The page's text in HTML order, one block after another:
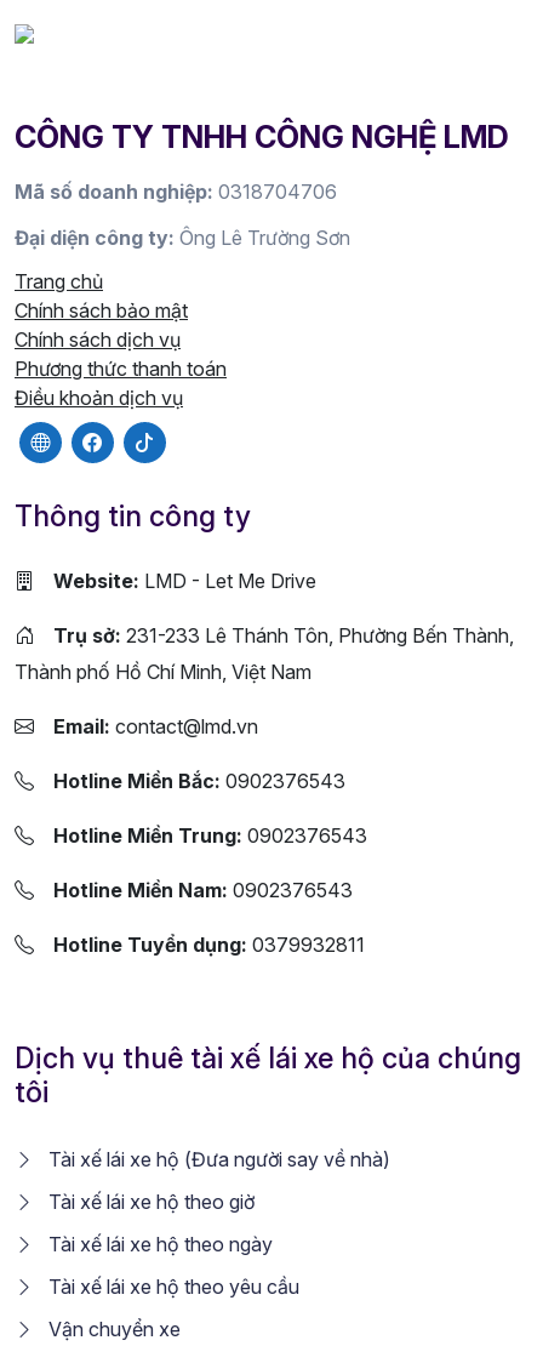
CÔNG TY TNHH CÔNG NGHỆ LMD
Mã số doanh nghiệp: 0318704706
Đại diện công ty: Ông Lê Trường Sơn
Trang chủ
Chính sách bảo mật
Chính sách dịch vụ
Phương thức thanh toán
Điều khoản dịch vụ
Thông tin công ty
Website: LMD - Let Me Drive
Trụ sở: 231-233 Lê Thánh Tôn, Phường Bến Thành,
Thành phố Hồ Chí Minh, Việt Nam
Email: contact@lmd.vn
Hotline Miền Bắc: 0902376543
Hotline Miền Trung: 0902376543
Hotline Miền Nam: 0902376543
Hotline Tuyển dụng: 0379932811
Dịch vụ thuê tài xế lái xe hộ của chúng
tôi
Tài xế lái xe hộ (Đưa người say về nhà)
Tài xế lái xe hộ theo giờ
Tài xế lái xe hộ theo ngày
Tài xế lái xe hộ theo yêu cầu
Vận chuyển xe